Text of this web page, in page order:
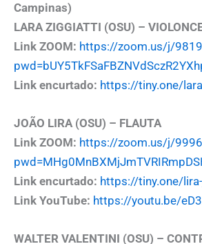
Campinas)
LARA ZIGGIATTI (OSU) –
Link ZOOM: https://zoom.us/j/
Link encurtado: https://tiny.one/
JOÃO LIRA (OSU) – FLAUTA
Link ZOOM: https://zoom.us/j/
Link encurtado: https://tiny.one/
Link YouTube: https://youtu.be/
WALTER VALENTINI (OSU) –